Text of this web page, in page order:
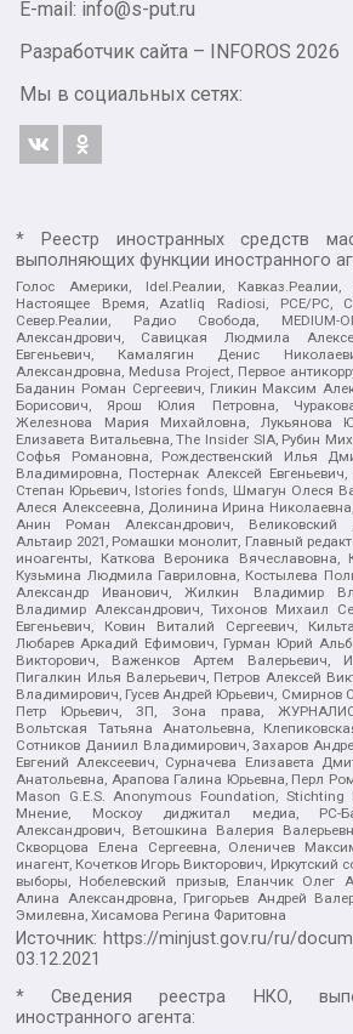
E-mail: info@s-put.ru
Разработчик сайта –
INFOROS 2026
Мы в социальных сетях:
* Реестр иностранных средств
выполняющих функции иностранного
Голос Америки, Idel.Реалии,
Настоящее Время, Azatliq Radiosi, PCE/PC,
Север.Реалии, Радио Свобода, MEDIUM-
Александрович, Савицкая Людмила
Евгеньевич, Камалягин Денис
Александровна, Medusa Project, Первое
Баданин Роман Сергеевич, Гликин Максим
Борисович, Ярош Юлия Петровна,
Железнова Мария Михайловна, Лукьянова
Елизавета Витальевна, The Insider SIA, Рубин
Софья Романовна, Рождественский Илья
Владимировна, Постернак Алексей
Степан Юрьевич, Istories fonds, Шмагун Олеся
Алеся Алексеевна, Долинина Ирина
Анин Роман Александрович, Великовский
Альтаир 2021, Ромашки монолит, Главный
иноагенты, Каткова Вероника Вячеславовна,
Кузьмина Людмила Гавриловна, Костылева
Александр Иванович, Жилкин Владимир
Владимир Александрович, Тихонов Михаил
Евгеньевич, Ковин Виталий Сергеевич,
Любарев Аркадий Ефимович, Гурман Юрий
Викторович, Важенков Артем Валерьевич,
Пигалкин Илья Валерьевич, Петров Алексей
Владимирович, Гусев Андрей Юрьевич, Смирнов
Петр Юрьевич, ЗП, Зона права,
Вольтская Татьяна Анатольевна,
Сотников Даниил Владимирович, Захаров
Евгений Алексеевич, Сурначева Елизавета
Анатольевна, Арапова Галина Юрьевна, Перл
Mason G.E.S. Anonymous Foundation,
Мнение, Москоу диджитал медиа, РС-
Александрович, Ветошкина Валерия
Скворцова Елена Сергеевна, Оленичев
инагент, Кочетков Игорь Викторович,
выборы, Нобелевский призыв, Еланчик Олег
Алина Александровна, Григорьев Андрей
Эмилевна, Хисамова Регина Фаритовна
Источник: https://minjust.gov.ru/ru/
03.12.2021
* Сведения реестра НКО,
иностранного агента: